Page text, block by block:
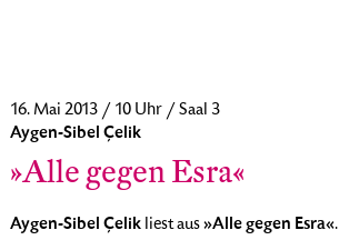
16. Mai 2013 / 10 Uhr / Saal 3
Aygen-Sibel Çelik
»Alle gegen Esra«
Aygen-Sibel Çelikliest aus»Alle gegen Esra«.